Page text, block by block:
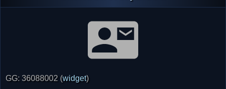
GG: 36088002 (widget)